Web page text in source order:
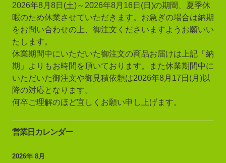
2026年8月8日(土)～2026年8月16日(日)の期間、夏季休
暇のため休業させていただきます。お急ぎの場合は納期
をお問い合わせの上、御注文くださいますようお願いい
たします。
休業期間中にいただいた御注文の商品お届けは上記「納
期」よりもお時間を頂いております。また休業期間中に
いただいた御注文や御見積依頼は2026年8月17日(月)以
降の対応となります。
何卒ご理解のほど宜しくお願い申し上げます。
営業日カレンダー
2026年 8月